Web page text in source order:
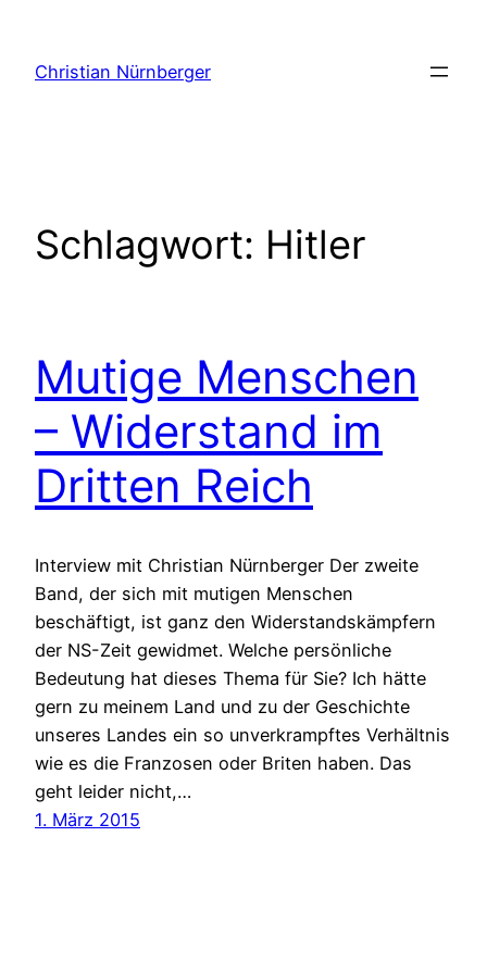
springen
Christian Nürnberger
Schlagwort: Hitler
Mutige Menschen
– Widerstand im
Dritten Reich
Interview mit Christian Nürnberger Der zweite
Band, der sich mit mutigen Menschen
beschäftigt, ist ganz den Widerstandskämpfern
der NS-Zeit gewidmet. Welche persönliche
Bedeutung hat dieses Thema für Sie? Ich hätte
gern zu meinem Land und zu der Geschichte
unseres Landes ein so unverkrampftes Verhältnis
wie es die Franzosen oder Briten haben. Das
geht leider nicht,…
1. März 2015